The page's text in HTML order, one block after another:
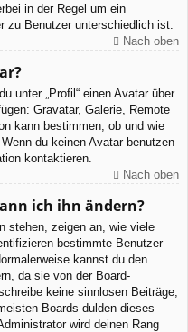
in der Regel um ein
zu Benutzer unterschiedlich ist.
Nach oben
unter „Profil“ einen Avatar über
Gravatar, Galerie, Remote
kann bestimmen, ob und wie
du keinen Avatar benutzen
kontaktieren.
Nach oben
ich ihn ändern?
stehen, zeigen an, wie viele
bestimmte Benutzer
kannst du den
da sie von der Board-
keine sinnlosen Beiträge,
Boards dulden dieses
wird deinen Rang